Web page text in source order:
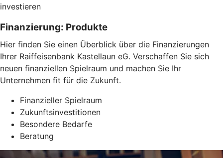
investieren
Finanzierung: Produkte
Hier finden Sie einen Überblick über die Finanzierungen
Ihrer Raiffeisenbank Kastellaun eG. Verschaffen Sie sich
neuen finanziellen Spielraum und machen Sie Ihr
Unternehmen fit für die Zukunft.
Finanzieller Spielraum
Zukunftsinvestitionen
Besondere Bedarfe
Beratung